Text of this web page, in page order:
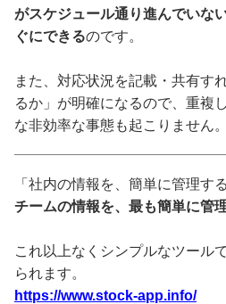
がスケジュール通り進んでいな
ぐにできるのです。
また、対応状況を記載・共有す
るか」が明確になるので、重複
な非効率な事態も起こりません。
「社内の情報を、簡単に管理す
チームの情報を、最も簡単に管
これ以上なくシンプルなツール
られます。
https://www.stock-app.info/